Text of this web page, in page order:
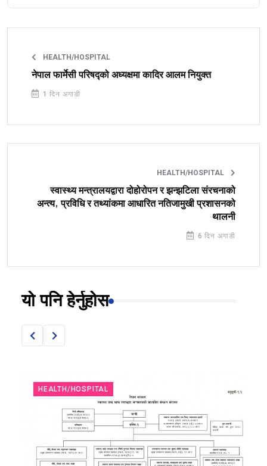
HEALTH/HOSPITAL
नेपाल फार्मेसी परिषद्को अध्यक्षमा कादिर आलम नियुक्त
1 दिन अगाडी
HEALTH/HOSPITAL
स्वास्थ्य मन्त्रालयद्वारा दोहोरोपन र झन्झटिला संरचनाको
अन्त्य, प्रविधि र तथ्यांकमा आधारित नतिजामुखी प्रशासनको
थालनी
6 दिन अगाडी
यो पनि हेर्नुहोस
HEALTH/HOSPITAL